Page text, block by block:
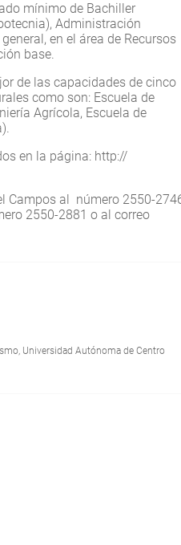
mínimo de Bachiller
Administración
en el área de Recursos
base.
de las capacidades de cinco
como son: Escuela de
Agrícola, Escuela de
en la página: http://
Campos al número 2550-
2550-2881 o al correo
Universidad Autónoma de Centro